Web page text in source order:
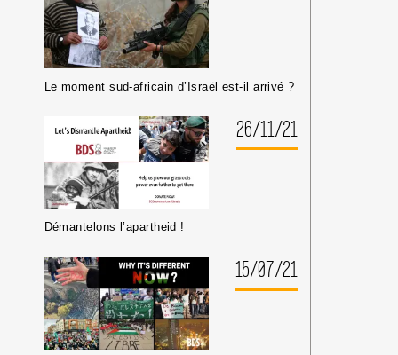
Le moment sud-africain d’Israël est-il arrivé ?
26/11/21
Démantelons l’apartheid !
15/07/21